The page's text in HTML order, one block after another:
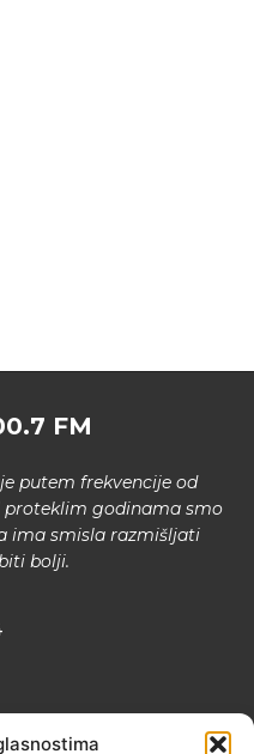
FM
putem frekvencije od
proteklim godinama smo
ima smisla razmišljati
bolji.